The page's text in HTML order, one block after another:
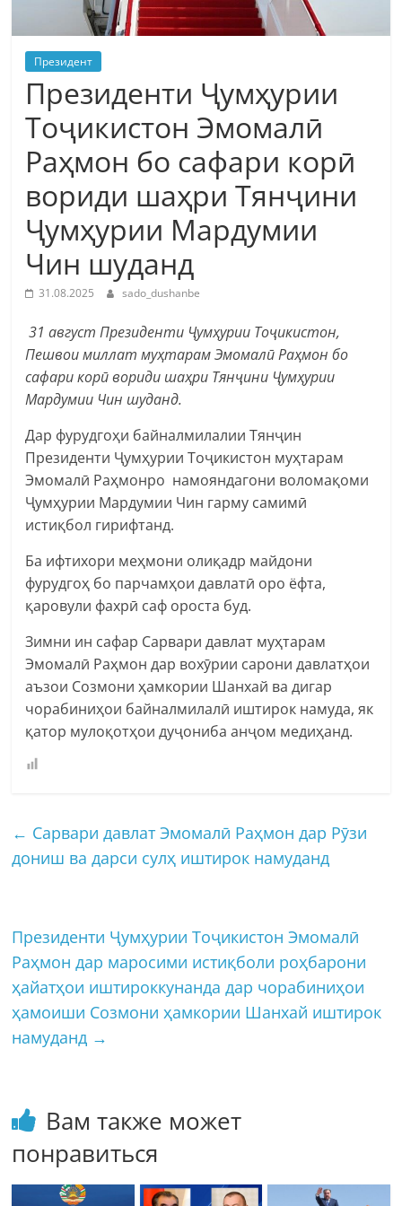
Президент
Президенти Ҷумҳурии
Тоҷикистон Эмомалӣ
Раҳмон бо сафари корӣ
вориди шаҳри Тянҷини
Ҷумҳурии Мардумии
Чин шуданд
31.08.2025 sado_dushanbe
31 август Президенти Ҷумҳурии Тоҷикистон,
Пешвои миллат муҳтарам Эмомалӣ Раҳмон бо
сафари корӣ вориди шаҳри Тянҷини Ҷумҳурии
Мардумии Чин шуданд.
Дар фурудгоҳи байналмилалии Тянҷин
Президенти Ҷумҳурии Тоҷикистон муҳтарам
Эмомалӣ Раҳмонро намояндагони воломақоми
Ҷумҳурии Мардумии Чин гарму самимӣ
истиқбол гирифтанд.
Ба ифтихори меҳмони олиқадр майдони
фурудгоҳ бо парчамҳои давлатӣ оро ёфта,
қаровули фахрӣ саф ороста буд.
Зимни ин сафар Сарвари давлат муҳтарам
Эмомалӣ Раҳмон дар вохӯрии сарони давлатҳои
аъзои Созмони ҳамкории Шанхай ва дигар
чорабиниҳои байналмилалӣ иштирок намуда, як
қатор мулоқотҳои дуҷониба анҷом медиҳанд.
← Сарвари давлат Эмомалӣ Раҳмон дар Рӯзи
дониш ва дарси сулҳ иштирок намуданд
Президенти Ҷумҳурии Тоҷикистон Эмомалӣ
Раҳмон дар маросими истиқболи роҳбарони
ҳайатҳои иштироккунанда дар чорабиниҳои
ҳамоиши Созмони ҳамкории Шанхай иштирок
намуданд →
Вам также может
понравиться